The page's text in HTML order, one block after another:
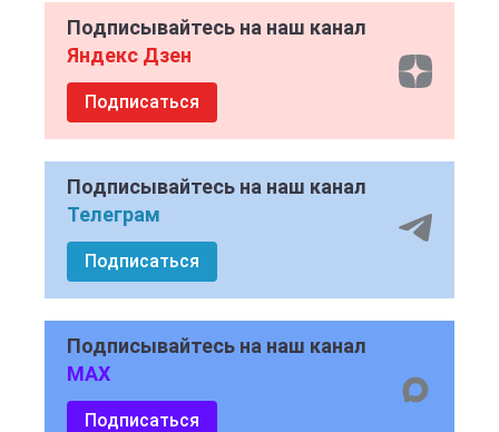
Подписывайтесь на наш канал
Яндекс Дзен
Подписаться
Подписывайтесь на наш канал
Телеграм
Подписаться
Подписывайтесь на наш канал
MAX
Подписаться